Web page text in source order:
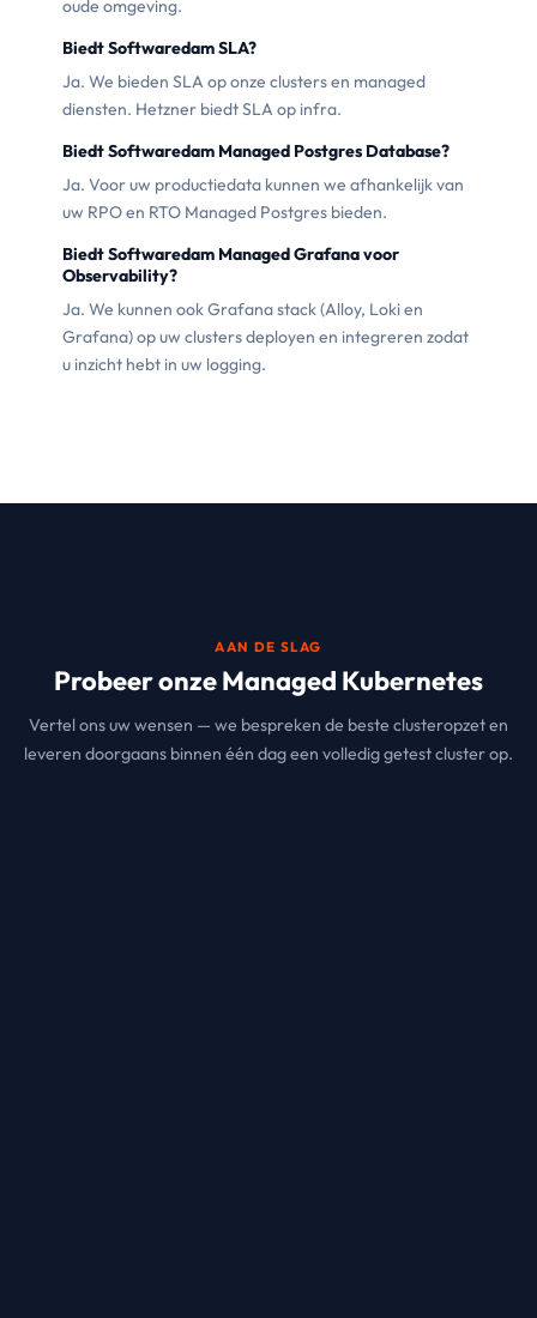
oude omgeving.
Biedt Softwaredam SLA?
Ja. We bieden SLA op onze clusters en managed
diensten. Hetzner biedt SLA op infra.
Biedt Softwaredam Managed Postgres Database?
Ja. Voor uw productiedata kunnen we afhankelijk van
uw RPO en RTO Managed Postgres bieden.
Biedt Softwaredam Managed Grafana voor
Observability?
Ja. We kunnen ook Grafana stack (Alloy, Loki en
Grafana) op uw clusters deployen en integreren zodat
u inzicht hebt in uw logging.
AAN DE SLAG
Probeer onze Managed Kubernetes
Vertel ons uw wensen — we bespreken de beste clusteropzet en
leveren doorgaans binnen één dag een volledig getest cluster op.